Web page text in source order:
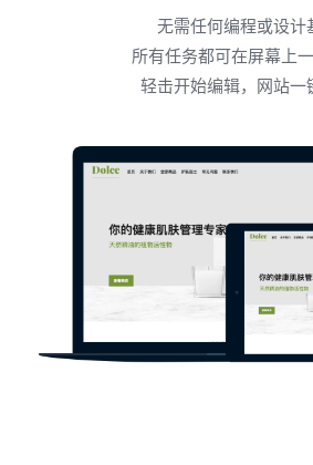
无需任何编程或设计
所有任务都可在屏幕上
轻击开始编辑，网站一